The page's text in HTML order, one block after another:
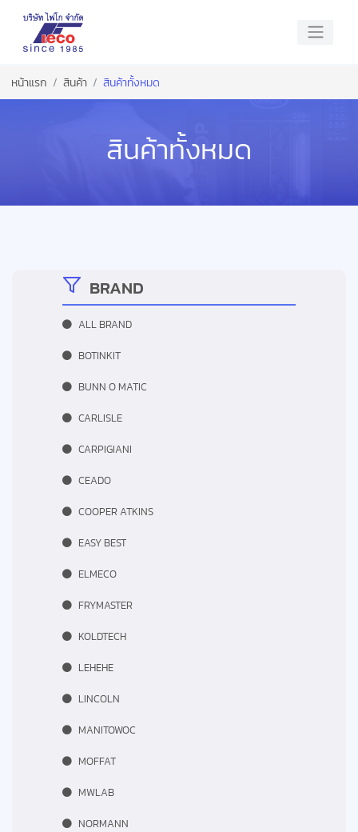
หน้าแรก สินค้า สินค้าทั้งหมด
สินค้าทั้งหมด
BRAND
ALL BRAND
BOTINKIT
BUNN O MATIC
CARLISLE
CARPIGIANI
CEADO
COOPER ATKINS
EASY BEST
ELMECO
FRYMASTER
KOLDTECH
LEHEHE
LINCOLN
MANITOWOC
MOFFAT
MWLAB
NORMANN